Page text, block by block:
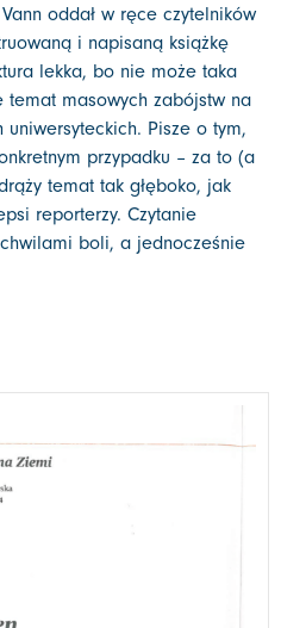
oddał w ręce czytelników
i napisaną książkę
lekka, bo nie może taka
temat masowych zabójstw na
Pisze o tym,
przypadku – za to (a
temat tak głęboko, jak
reporterzy. Czytanie
boli, a jednocześnie